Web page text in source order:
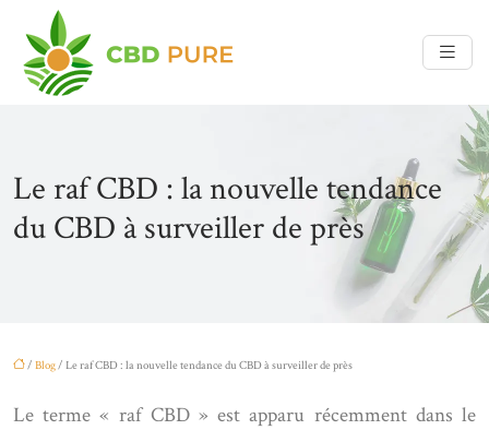
Le raf CBD : la nouvelle tendance
du CBD à surveiller de près
/ Blog/ Le raf CBD : la nouvelle tendance du CBD à surveiller de près
Le terme « raf CBD » est apparu récemment dans le